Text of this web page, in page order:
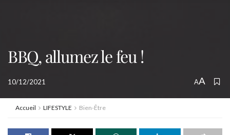
BBQ, allumez le feu !
10/12/2021 AA
Accueil LIFESTYLE Bien-Être